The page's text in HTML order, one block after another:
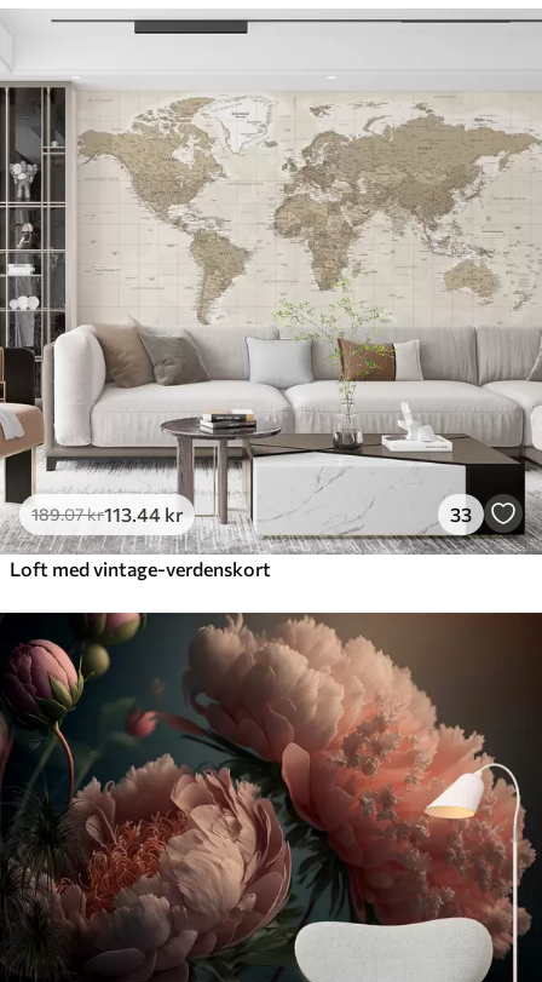
189.07kr113 .44 kr 33
Loft med vintage-verdenskort